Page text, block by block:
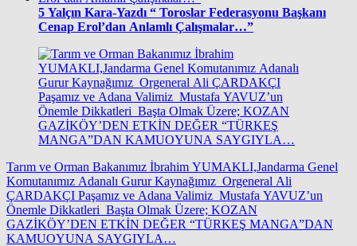
5 Yalçın Kara-Yazdı “ Toroslar Federasyonu Başkanı
Cenap Erol’dan Anlamlı Çalışmalar…”
Tarım ve Orman Bakanımız İbrahim YUMAKLI,Jandarma Genel
Komutanımız Adanalı Gurur Kaynağımız Orgeneral Ali
ÇARDAKÇI Paşamız ve Adana Valimiz Mustafa YAVUZ’un
Önemle Dikkatleri Başta Olmak Üzere; KOZAN
GAZİKÖY’DEN ETKİN DEĞER “TÜRKEŞ MANGA”DAN
KAMUOYUNA SAYGIYLA…